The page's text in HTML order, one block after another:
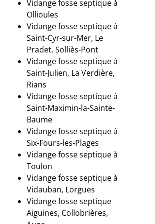
Vidange fosse septique à
Ollioules
Vidange fosse septique à
Saint-Cyr-sur-Mer, Le
Pradet, Solliès-Pont
Vidange fosse septique à
Saint-Julien, La Verdière,
Rians
Vidange fosse septique à
Saint-Maximin-la-Sainte-
Baume
Vidange fosse septique à
Six-Fours-les-Plages
Vidange fosse septique à
Toulon
Vidange fosse septique à
Vidauban, Lorgues
Vidange fosse septique
Aiguines, Collobrières,